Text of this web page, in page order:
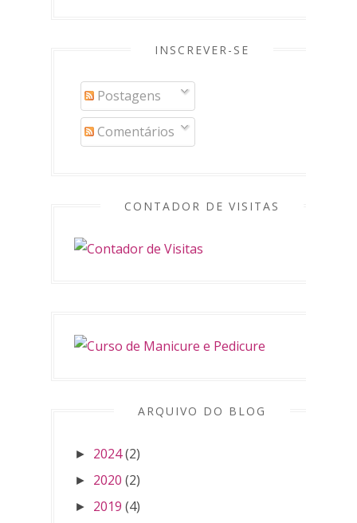
INSCREVER-SE
Postagens
Comentários
CONTADOR DE VISITAS
ARQUIVO DO BLOG
► 2024(2)
► 2020 (2)
► 2019 (4)